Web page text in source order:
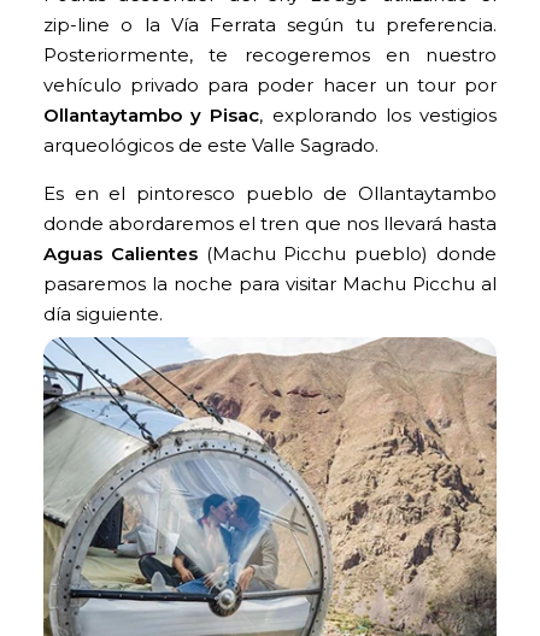
zip-line o la Vía Ferrata según tu preferencia.
Posteriormente, te recogeremos en nuestro
vehículo privado para poder hacer un tour por
Ollantaytambo y Pisac, explorando los vestigios
arqueológicos de este Valle Sagrado.
Es en el pintoresco pueblo de Ollantaytambo
donde abordaremos el tren que nos llevará hasta
Aguas Calientes(Machu Picchu pueblo) donde
pasaremos la noche para visitar Machu Picchu al
día siguiente.